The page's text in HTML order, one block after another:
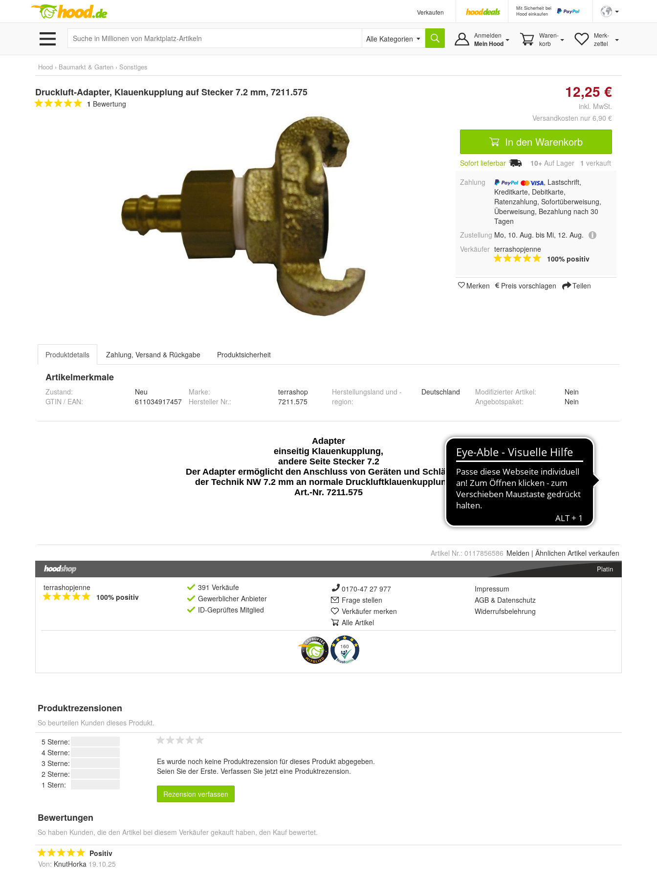
Verkaufen
Mit Sicherheit bei
Hood einkaufen
Alle Kategorien Anmelden
Mein Hood
Waren-
korb
Merk-
zettel
Hood › Baumarkt & Garten › Sonstiges
Druckluft-Adapter, Klauenkupplung auf Stecker 7.2 mm, 7211.575
1 Bewertung
12,25 €
inkl. MwSt.
Versandkosten nur 6,90 €
In den Warenkorb
Sofort lieferbar 10+ Auf Lager 1 verkauft
Zahlung
, Lastschrift,
Kreditkarte, Debitkarte,
Ratenzahlung, Sofortüberweisung,
Überweisung, Bezahlung nach 30
Tagen
Zustellung Mo, 10. Aug. bis Mi, 12. Aug.
Verkäufer terrashopjenne
100% positiv
Merken Preis vorschlagen Teilen
Produktdetails Zahlung, Versand & Rückgabe Produktsicherheit
Artikelmerkmale
Zustand:
Neu
GTIN / EAN:
611034917457
Marke:
terrashop
Hersteller Nr.:
7211.575
Herstellungsland und -
region:
Deutschland Modifizierter Artikel:
Nein
Angebotspaket: Nein
Artikel Nr.: 0117856586 Melden | Ähnlichen Artikel verkaufen
Platin
terrashopjenne
100% positiv
391 Verkäufe
Gewerblicher Anbieter
ID-Geprüftes Mitglied
0170-47 27 977
Frage stellen
Verkäufer merken
Alle Artikel
Impressum
AGB & Datenschutz
Widerrufsbelehrung
160
Produktrezensionen
So beurteilen Kunden dieses Produkt.
5 Sterne:
4 Sterne:
3 Sterne:
2 Sterne:
1 Stern:
Es wurde noch keine Produktrezension für dieses Produkt abgegeben.
Seien Sie der Erste. Verfassen Sie jetzt eine Produktrezension.
Rezension verfassen
Bewertungen
So haben Kunden, die den Artikel bei diesem Verkäufer gekauft haben, den Kauf bewertet.
Positiv
Von: KnutHorka 19.10.25